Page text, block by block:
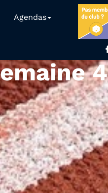
Agendas
4